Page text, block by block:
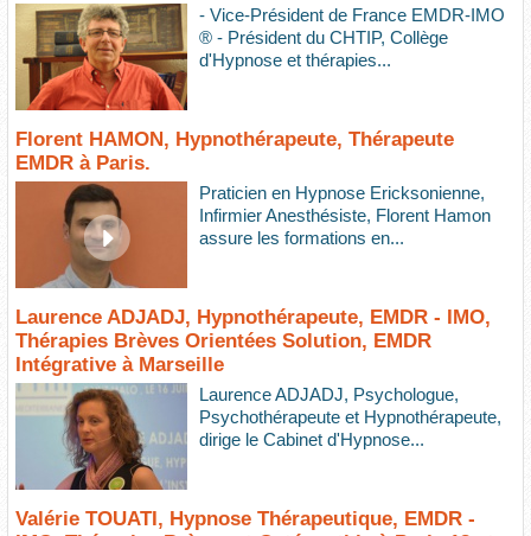
- Vice-Président de France EMDR-IMO
® - Président du CHTIP, Collège
d'Hypnose et thérapies...
Florent HAMON, Hypnothérapeute, Thérapeute
EMDR à Paris.
Praticien en Hypnose Ericksonienne,
Infirmier Anesthésiste, Florent Hamon
assure les formations en...
Laurence ADJADJ, Hypnothérapeute, EMDR - IMO,
Thérapies Brèves Orientées Solution, EMDR
Intégrative à Marseille
Laurence ADJADJ, Psychologue,
Psychothérapeute et Hypnothérapeute,
dirige le Cabinet d'Hypnose...
Valérie TOUATI, Hypnose Thérapeutique, EMDR -